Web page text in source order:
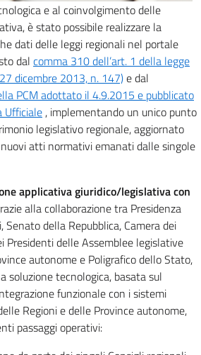
e al coinvolgimento delle
è stato possibile realizzare la
dati delle leggi regionali nel portale
dal comma 310 dell’art. 1 della legge
dicembre 2013, n. 147)e dal
PCM adottato il 4.9.2015 e pubblicato
Ufficiale , implementando un unico punto
legislativo regionale, aggiornato
atti normativi emanati dalle singole
applicativa giuridico/legislativa con
alla collaborazione tra Presidenza
Senato della Repubblica, Camera dei
Presidenti delle Assemblee legislative
autonome e Poligrafico dello Stato,
soluzione tecnologica, basata sul
funzionale con i sistemi
Regioni e delle Province autonome,
passaggi operativi: